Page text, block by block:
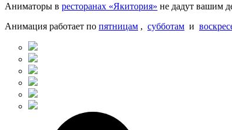
Аниматоры в ресторанах «Якитория» не дадут вашим
Анимация работает по пятницам , субботам и